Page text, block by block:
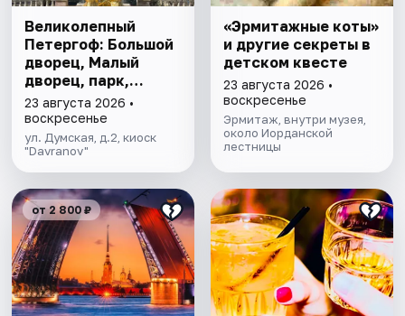
Великолепный
Петергоф: Большой
дворец, Малый
дворец, парк,
фонтаны
23 августа 2026 •
воскресенье
ул. Думская, д.2, киоск
"Davranov"
«Эрмитажные коты»
и другие секреты в
детском квесте
23 августа 2026 •
воскресенье
Эрмитаж, внутри музея,
около Иорданской
лестницы
от 2 800 ₽